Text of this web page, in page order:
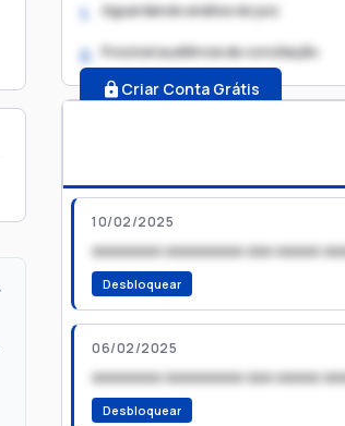
1. Aguardando análise do juiz
2. Possível audiência de conciliação
Criar Conta Grátis
10/02/2025
xxxxxxxx xxxxxxxxx xxx xxxxx
Desbloquear
06/02/2025
xxxxxxxx xxxxxxxxx xxx xxxxx
Desbloquear